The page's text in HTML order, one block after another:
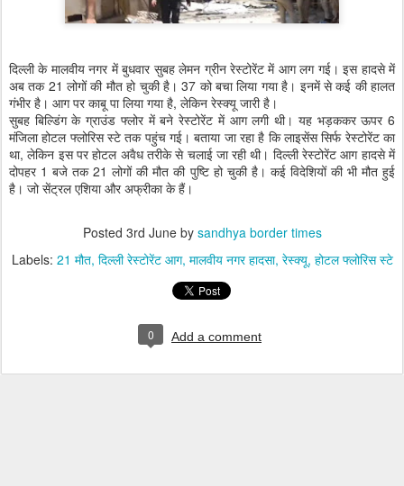
दिल्ली के मालवीय नगर में बुधवार सुबह लेमन ग्रीन रेस्टोरेंट में आग लग गई। इस हादसे में
अब तक 21 लोगों की मौत हो चुकी है। 37 को बचा लिया गया है। इनमें से कई की हालत
गंभीर है। आग पर काबू पा लिया गया है, लेकिन रेस्क्यू जारी है।
सुबह बिल्डिंग के ग्राउंड फ्लोर में बने रेस्टोरेंट में आग लगी थी। यह भड़ककर ऊपर 6
मंजिला होटल फ्लोरिस स्टे तक पहुंच गई। बताया जा रहा है कि लाइसेंस सिर्फ रेस्टोरेंट का
था, लेकिन इस पर होटल अवैध तरीके से चलाई जा रही थी। दिल्ली रेस्टोरेंट आग हादसे में
दोपहर 1 बजे तक 21 लोगों की मौत की पुष्टि हो चुकी है। कई विदेशियों की भी मौत हुई
है। जो सेंट्रल एशिया और अफ्रीका के हैं।
Posted 3rd Juneby sandhya border times
Labels: 21 मौत दिल्ली रेस्टोरेंट आग मालवीय नगर हादसा रेस्क्यू होटल फ्लोरिस स्टे
0 Add a comment